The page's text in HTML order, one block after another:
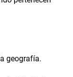
geografía.